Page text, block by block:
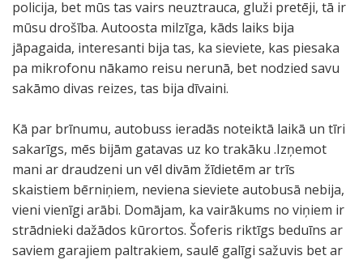
policija, bet mūs tas vairs neuztrauca, gluži pretēji, tā ir
mūsu drošība. Autoosta milzīga, kāds laiks bija
jāpagaida, interesanti bija tas, ka sieviete, kas piesaka
pa mikrofonu nākamo reisu nerunā, bet nodzied savu
sakāmo divas reizes, tas bija dīvaini.
Kā par brīnumu, autobuss ieradās noteiktā laikā un tīri
sakarīgs, mēs bijām gatavas uz ko trakāku .Izņemot
mani ar draudzeni un vēl divām žīdietēm ar trīs
skaistiem bērniņiem, neviena sieviete autobusā nebija,
vieni vienīgi arābi. Domājam, ka vairākums no viņiem ir
strādnieki dažādos kūrortos. Šoferis riktīgs beduīns ar
saviem garajiem paltrakiem, saulē galīgi sažuvis bet ar